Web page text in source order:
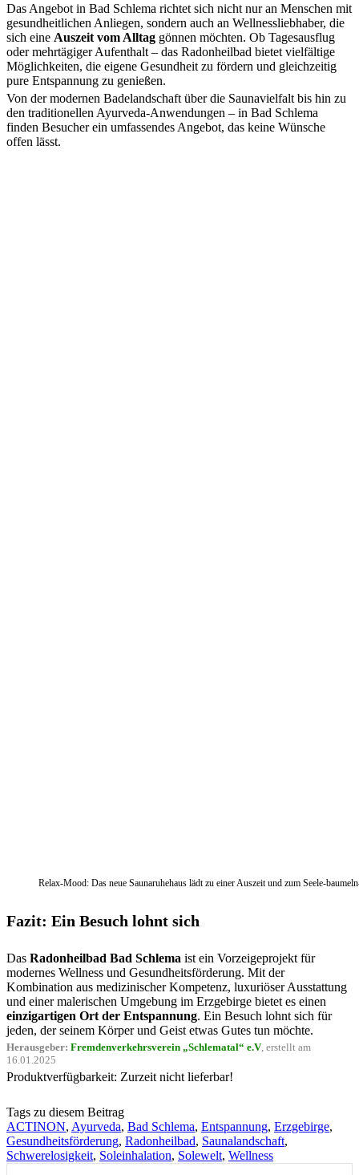
Das Angebot in Bad Schlema richtet sich nicht nur an Menschen mit
gesundheitlichen Anliegen, sondern auch an Wellnessliebhaber, die
sich eine Auszeit vom Alltag gönnen möchten. Ob Tagesausflug
oder mehrtägiger Aufenthalt – das Radonheilbad bietet vielfältige
Möglichkeiten, die eigene Gesundheit zu fördern und gleichzeitig
pure Entspannung zu genießen.
Von der modernen Badelandschaft über die Saunavielfalt bis hin zu
den traditionellen Ayurveda-Anwendungen – in Bad Schlema
finden Besucher ein umfassendes Angebot, das keine Wünsche
offen lässt.
Relax-Mood: Das neue Saunaruhehaus lädt zu einer Auszeit und zum Seele-
Fazit: Ein Besuch lohnt sich
Das Radonheilbad Bad Schlema ist ein Vorzeigeprojekt für
modernes Wellness und Gesundheitsförderung. Mit der
Kombination aus medizinischer Kompetenz, luxuriöser Ausstattung
und einer malerischen Umgebung im Erzgebirge bietet es einen
einzigartigen Ort der Entspannung. Ein Besuch lohnt sich für
jeden, der seinem Körper und Geist etwas Gutes tun möchte.
Herausgeber: Fremdenverkehrsverein „Schlematal“ e.V, erstellt am
16.01.2025
Produktverfügbarkeit: Zurzeit nicht lieferbar!
Tags zu diesem Beitrag
ACTINON, Ayurveda, Bad Schlema, Entspannung, Erzgebirge,
Gesundheitsförderung, Radonheilbad, Saunalandschaft,
Schwerelosigkeit, Soleinhalation, Solewelt, Wellness